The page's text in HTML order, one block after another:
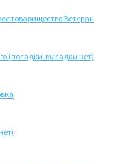
товарищество Ветеран
(посадки-высадки нет)